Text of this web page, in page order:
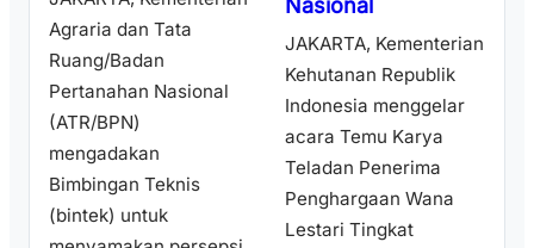
Agraria dan Tata
Ruang/Badan
Pertanahan Nasional
(ATR/BPN)
mengadakan
Bimbingan Teknis
(bintek) untuk
JAKARTA, Kementerian
Kehutanan Republik
Indonesia menggelar
acara Temu Karya
Teladan Penerima
Penghargaan Wana
Lestari Tingkat